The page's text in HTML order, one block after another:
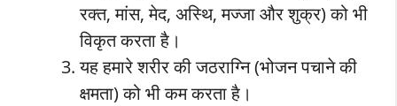
रक्त, मांस, मेद, अस्थि, मज्जा और शुक्र) को भी
विकृत करता है।
यह हमारे शरीर की जठराग्नि (भोजन पचाने की
क्षमता) को भी कम करता है।